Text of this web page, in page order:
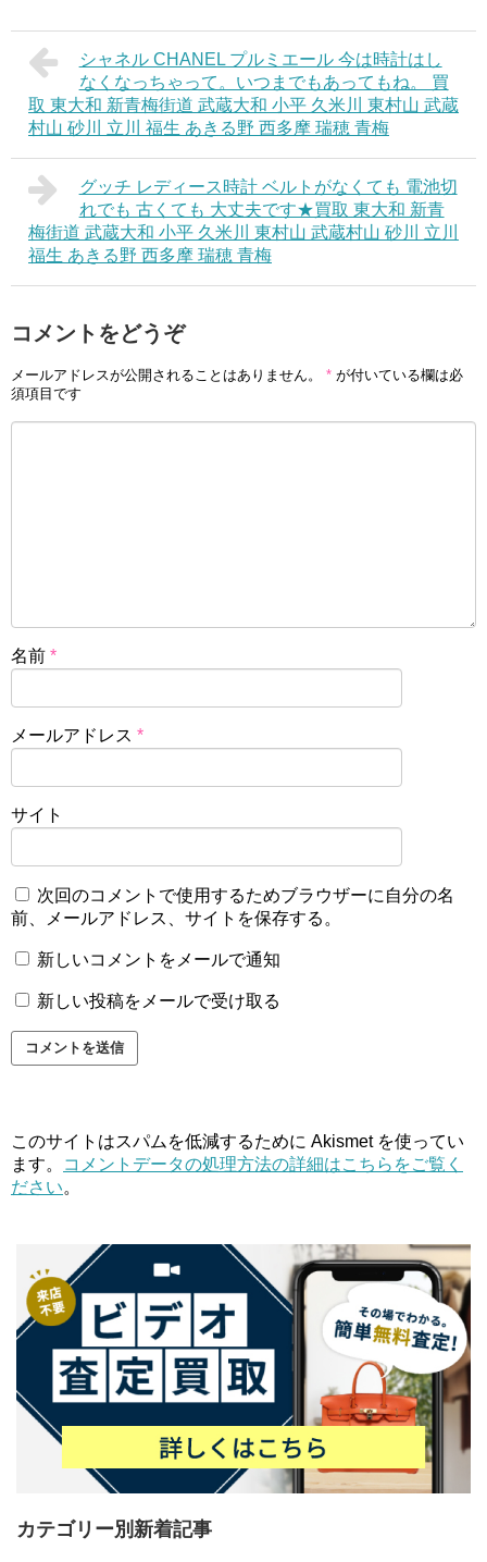
シャネル CHANEL プルミエール 今は時計はし
なくなっちゃって。いつまでもあってもね。 買
取 東大和 新青梅街道 武蔵大和 小平 久米川 東村山 武蔵
村山 砂川 立川 福生 あきる野 西多摩 瑞穂 青梅
グッチ レディース時計 ベルトがなくても 電池切
れでも 古くても 大丈夫です★買取 東大和 新青
梅街道 武蔵大和 小平 久米川 東村山 武蔵村山 砂川 立川
福生 あきる野 西多摩 瑞穂 青梅
コメントをどうぞ
メールアドレスが公開されることはありません。 * が付いている欄は必
須項目です
名前 *
メールアドレス *
サイト
次回のコメントで使用するためブラウザーに自分の名
前、メールアドレス、サイトを保存する。
新しいコメントをメールで通知
新しい投稿をメールで受け取る
このサイトはスパムを低減するために Akismet を使ってい
ます。
コメントデータの処理方法の詳細はこちらをご覧く
ださい。
カテゴリー別新着記事